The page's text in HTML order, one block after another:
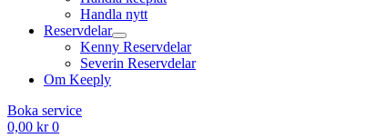
Handla nytt
Reservdelar
Kenny Reservdelar
Severin Reservdelar
Om Keeply
Boka service
0,00 kr 0